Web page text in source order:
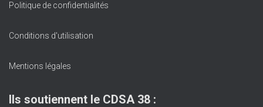
Politique de confidentialités
Conditions d'utilisation
Mentions légales
Ils soutiennent le CDSA 38 :